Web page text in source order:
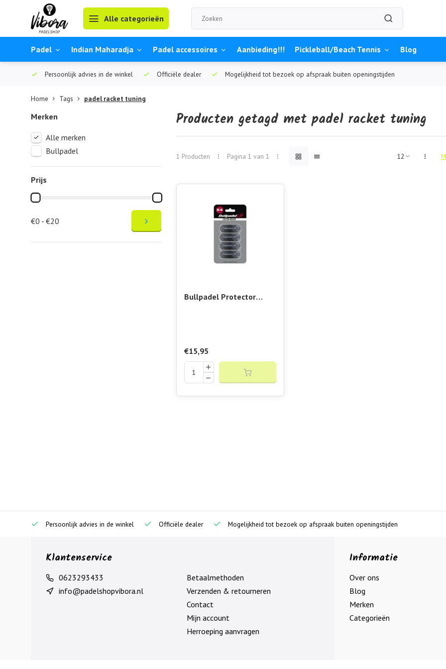
Alle categorieën
Padel Indian Maharadja Padel accessoires Aanbieding!!! Pickleball/Beach Tennis Blog
Persoonlijk advies in de winkel Officiële dealer Mogelijkheid tot bezoek op afspraak buiten openingstijden
Home Tags padel racket tuning
Merken
Alle merken
Bullpadel
Prijs
€0 - €20
Producten getagd met padel racket tuning
1 Producten Pagina 1 van 1
Bullpadel Protector
€15,95
Persoonlijk advies in de winkel Officiële dealer Mogelijkheid tot bezoek op afspraak buiten openingstijden
Klantenservice
0623293433
info@padelshopvibora.nl
Betaalmethoden
Verzenden & retourneren
Contact
Mijn account
Herroeping aanvragen
Informatie
Over ons
Blog
Merken
Categorieën